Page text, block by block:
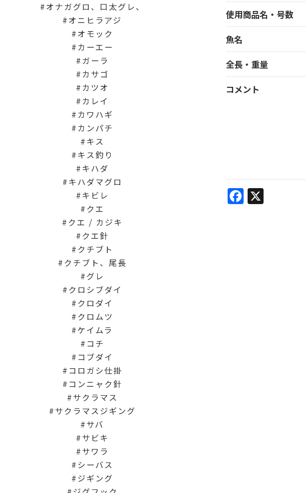
使用商品名・号数
魚名
全長・重量
コメント
Facebook
オナガグロ、口太グレ、
オニヒラアジ
オモック
カーエー
ガーラ
カサゴ
カツオ
カレイ
カワハギ
カンパチ
キス
キス釣り
キハダ
キハダマグロ
キビレ
クエ
クエ / カジキ
クエ針
クチブト
クチブト、尾長
グレ
クロシブダイ
クロダイ
クロムツ
ケイムラ
コチ
コブダイ
コロガシ仕掛
コンニャク針
サクラマス
サクラマスジギング
サバ
サビキ
サワラ
シーバス
ジギング